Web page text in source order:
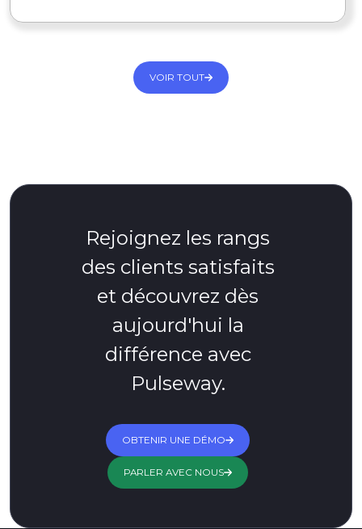
VOIR TOUT
Rejoignez les rangs
des clients satisfaits
et découvrez dès
aujourd'hui la
différence avec
Pulseway.
OBTENIR UNE DÉMO
PARLER AVEC NOUS